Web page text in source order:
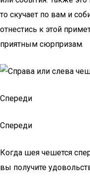
то скучает по вам и
отнестись к этой
приятным сюрпризам.
Спереди
Спереди
Когда шея чешется
вы получите